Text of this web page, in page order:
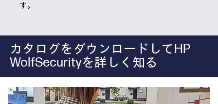
す。
カタログをダウンロードしてHP
WolfSecurityを詳しく知る